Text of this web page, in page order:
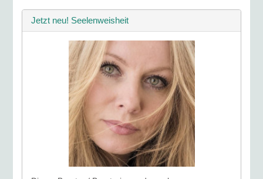
Jetzt neu! Seelenweisheit